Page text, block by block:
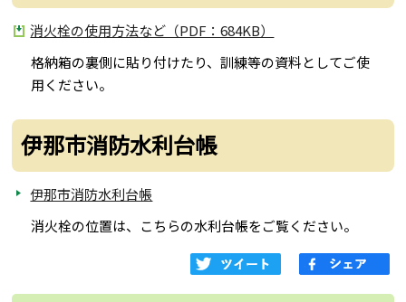
消火栓の使用方法など（PDF：684KB）
格納箱の裏側に貼り付けたり、訓練等の資料としてご使
用ください。
伊那市消防水利台帳
伊那市消防水利台帳
消火栓の位置は、こちらの水利台帳をご覧ください。